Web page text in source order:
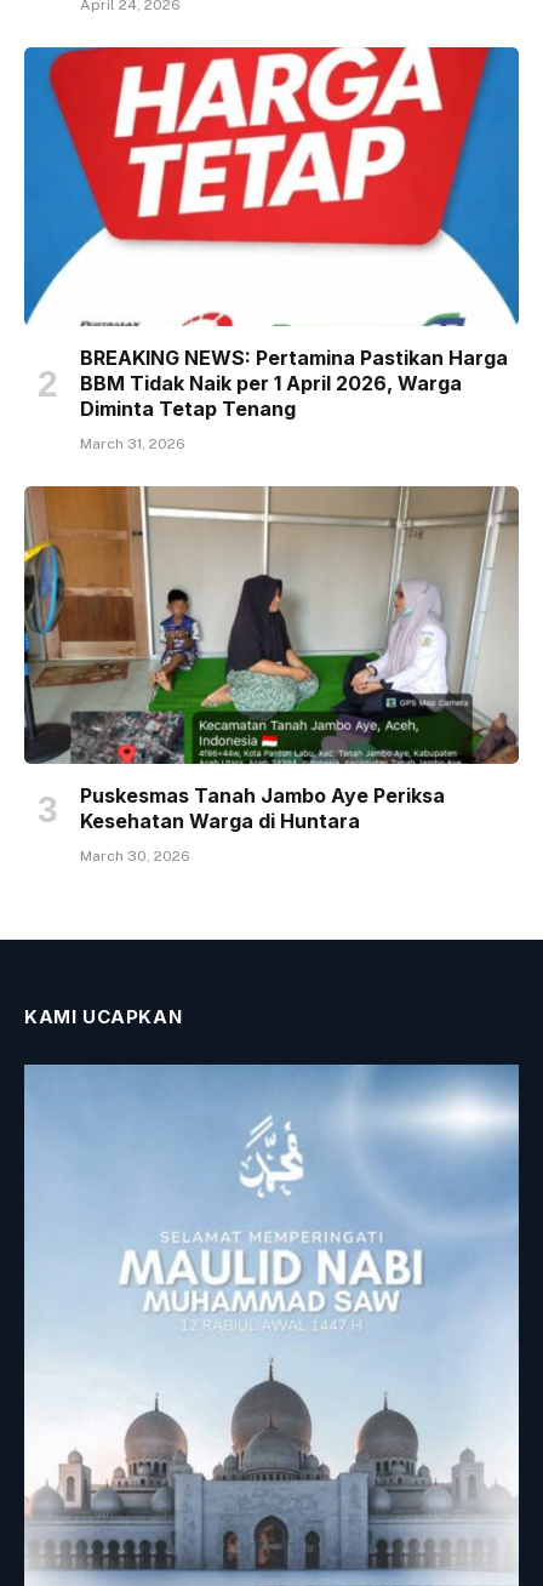
April 24, 2026
BREAKING NEWS: Pertamina Pastikan Harga
BBM Tidak Naik per 1 April 2026, Warga
Diminta Tetap Tenang
March 31, 2026
Puskesmas Tanah Jambo Aye Periksa
Kesehatan Warga di Huntara
March 30, 2026
KAMI UCAPKAN